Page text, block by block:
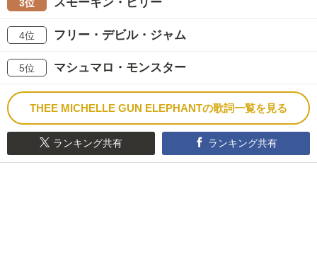
3位
4位 フリー・デビル・ジャム
5位 マシュマロ・モンスター
THEE MICHELLE GUN ELEPHANTの歌詞一覧を見る
ランキング共有 ランキング共有